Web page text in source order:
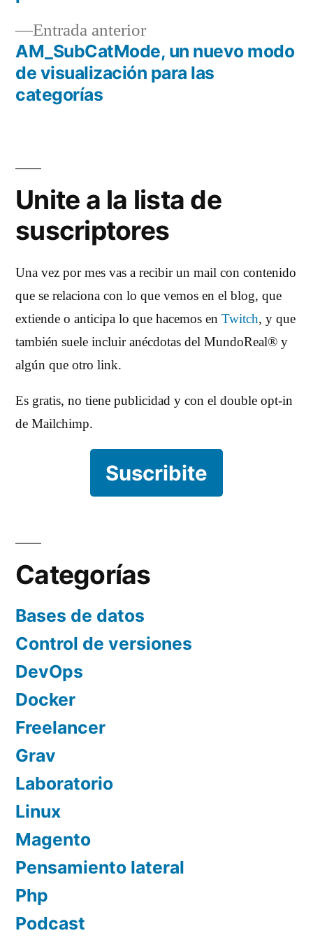
entradas
Entrada anteriorEntrada
anterior:
AM_SubCatMode, un nuevo modo
de visualización para las
categorías
Unite a la lista de
suscriptores
Una vez por mes vas a recibir un mail con contenido
que se relaciona con lo que vemos en el blog, que
extiende o anticipa lo que hacemos en Twitch, y que
también suele incluir anécdotas del MundoReal® y
algún que otro link.
Es gratis, no tiene publicidad y con el double opt-in
de Mailchimp.
Suscribite
Categorías
Bases de datos
Control de versiones
DevOps
Docker
Freelancer
Grav
Laboratorio
Linux
Magento
Pensamiento lateral
Php
Podcast